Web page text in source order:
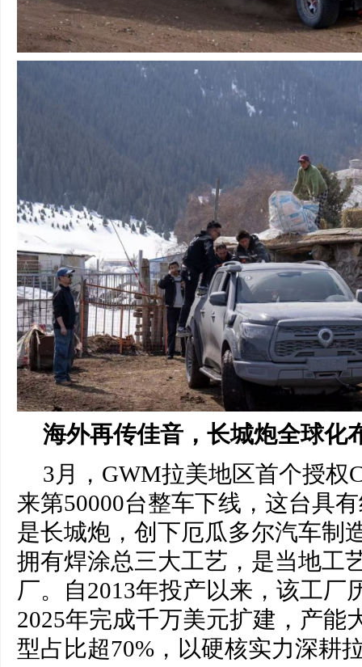
海外再传佳音 ，长城炮全球化
3月，GWM拉美地区首个授权
来第50000台整车下线，这台具
是长城炮，创下厄瓜多尔汽车制
拥有焊涂总三大工艺，是当地工
厂。自2013年投产以来，该工厂
2025年完成千万美元扩建，产能
型占比超70%，以硬核实力深耕